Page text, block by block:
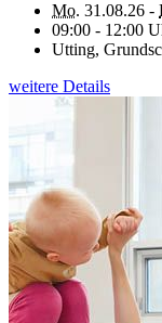
Mo. 31.08.26 -
09:00 - 12:00
Utting,
weitere Details